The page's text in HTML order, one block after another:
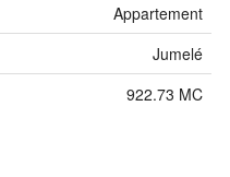
Appartement
Jumelé
922.73 MC